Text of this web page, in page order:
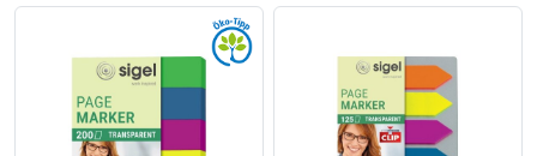
Staufen(+112)
(+19)
tecno(+1)
tesa®(+4)